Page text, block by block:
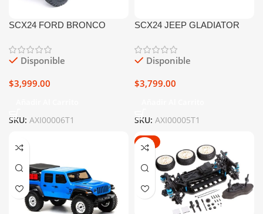
SCX24 FORD BRONCO
RTR (RED)
Disponible
$3,999.00
SKU: AXI00006T1
SCX24 JEEP GLADIATOR
4WD RTR (BEIGE)
Disponible
$3,799.00
SKU: AXI00005T1
-26%